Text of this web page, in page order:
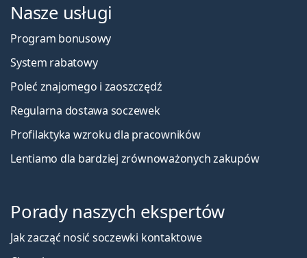
Nasze usługi
Program bonusowy
System rabatowy
Poleć znajomego i zaoszczędź
Regularna dostawa soczewek
Profilaktyka wzroku dla pracowników
Lentiamo dla bardziej zrównoważonych zakupów
Porady naszych ekspertów
Jak zacząć nosić soczewki kontaktowe